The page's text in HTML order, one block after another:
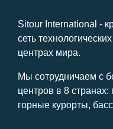
Sitour International -
сеть
центрах мира.
Мы сотрудничаем с
центров в 8
горные курорты,